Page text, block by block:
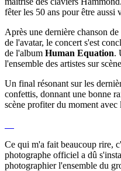
fêter les 50 ans pour être aussi
Après une dernière chanson de
de l'avatar, le concert s'est
de l'album Human Equation.
l'ensemble des artistes sur
Un final résonant sur les
confettis, donnant une bonne
scène profiter du moment avec
Ce qui m'a fait beaucoup rire,
photographe officiel a dû
photographier l'ensemble du